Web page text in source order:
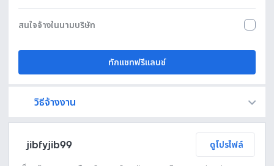
สนใจจ้างในนามบริษัท
ทักแชทฟรีแลนซ์
วิธีจ้างงาน
jibfyjib99 ดูโปรไฟล์